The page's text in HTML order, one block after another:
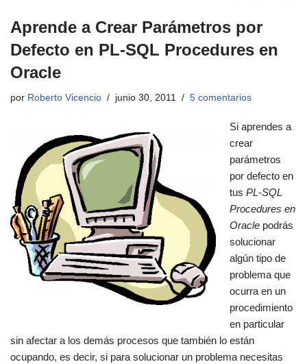
Aprende a Crear Parámetros por
Defecto en PL-SQL Procedures en
Oracle
por Roberto Vicencio junio 30, 2011 5 comentarios
Si aprendes a
crear
parámetros
por defecto en
tus PL-SQL
Procedures en
Oracle podrás
solucionar
algún tipo de
problema que
ocurra en un
procedimiento
en particular
sin afectar a los demás procesos que también lo están
ocupando, es decir, si para solucionar un problema necesitas